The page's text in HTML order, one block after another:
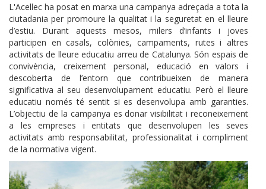
L'Acellec ha posat en marxa una campanya adreçada a tota la
ciutadania per promoure la qualitat i la seguretat en el lleure
d’estiu. Durant aquests mesos, milers d’infants i joves
participen en casals, colònies, campaments, rutes i altres
activitats de lleure educatiu arreu de Catalunya. Són espais de
convivència, creixement personal, educació en valors i
descoberta de l’entorn que contribueixen de manera
significativa al seu desenvolupament educatiu. Però el lleure
educatiu només té sentit si es desenvolupa amb garanties.
L’objectiu de la campanya es donar visibilitat i reconeixement
a les empreses i entitats que desenvolupen les seves
activitats amb responsabilitat, professionalitat i compliment
de la normativa vigent.